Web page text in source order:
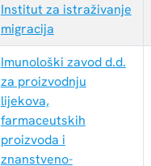
Institut za istraživanje
migracija
Imunološki zavod d.d.
za proizvodnju
lijekova,
farmaceutskih
proizvoda i
znanstveno-